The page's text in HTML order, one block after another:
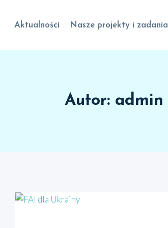
Aktualności Nasze projekty i zadania
Autor: admin